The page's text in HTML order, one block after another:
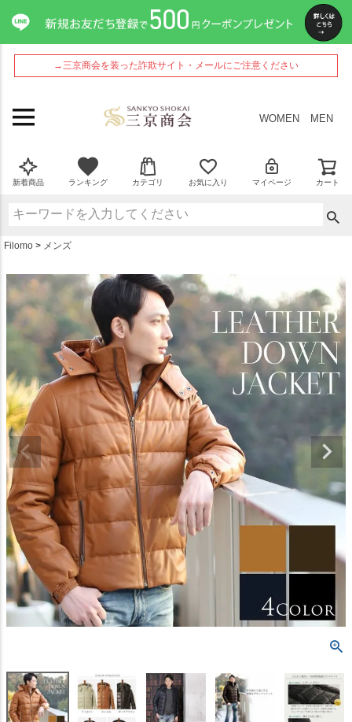
→三京商会を装った詐欺サイト・メールにご注意ください
WOMEN MEN
新着商品 ランキング カテゴリ お気に入り マイページ カート
Filomo メンズ
ペー
ジト
ップ
へ